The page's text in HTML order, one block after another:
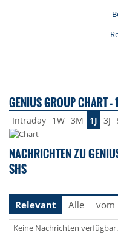
GENIUS GROUP CHART -
Intraday 1W 3M 1J 3J
NACHRICHTEN ZU
SHS
Relevant
Alle vom
Keine Nachrichten verfügbar.